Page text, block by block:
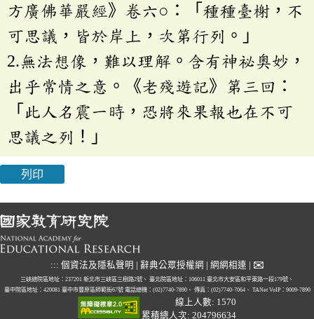
方廣佛華嚴經》卷六○：「種種臺榭，不
可思議，皆於岸上，次第行列。」
2.無法想像，難以理解。含有神祕奧妙，
出乎常情之意。《老殘遊記》第三回：
「此人名震一時，恐將來果報也在不可
思議之列！」
列印
::: 個資法及隱私聲明 辭典公眾授權網 網網相連 ✉
三峽總院區地址：237201 新北市三峽區三樹路2號、 臺北院區地址：106011 臺北市大安區和平東路一段179號、
臺中院區地址：420081 臺中市豐原區師範街67號 電話總機：(02)7740-7890、 傳真：(02)7740-7064、 TANet VoIP：9009-7890
線上人數: 1570
累積總人次: 204796634